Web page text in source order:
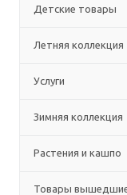
Детские товары
Летняя коллекция
Услуги
Зимняя коллекция
Растения и кашпо
Товары